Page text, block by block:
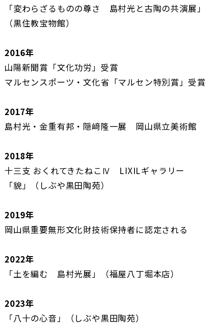
「変わらざるものの尊さ 島村光と古陶の共演展」
（黒住教宝物館）
2016年
山陽新聞賞「文化功労」受賞
マルセンスポーツ・文化省「マルセン特別賞」受賞
2017年
島村光・金重有邦・隠﨑隆一展 岡山県立美術館
2018年
十三支 おくれてきたねこⅣ LIXILギャラリー
「貌」（しぶや黒田陶苑）
2019年
岡山県重要無形文化財技術保持者に認定される
2022年
「土を編む 島村光展」（福屋八丁堀本店）
2023年
「八十の心音」（しぶや黒田陶苑）